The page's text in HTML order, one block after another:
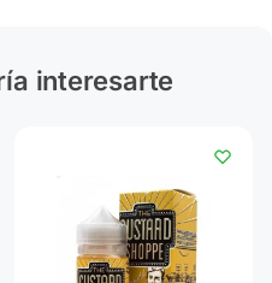
interesarte